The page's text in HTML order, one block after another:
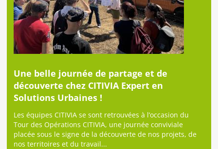
Une belle journée de partage et de
découverte chez CITIVIA Expert en
Solutions Urbaines !
Les équipes CITIVIA se sont retrouvées à l’occasion du
Tour des Opérations CITIVIA, une journée conviviale
placée sous le signe de la découverte de nos projets, de
nos territoires et du travail...